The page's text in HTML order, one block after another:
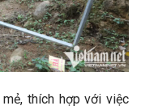
thích hợp với việc